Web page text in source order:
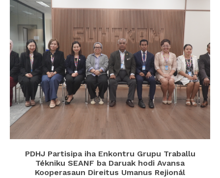
PDHJ Partisipa iha Enkontru Grupu Traballu
Tékniku SEANF ba Daruak hodi Avansa
Kooperasaun Direitus Umanus Rejionál